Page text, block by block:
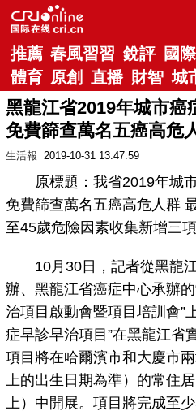
推薦 春風習習 銳評 國際
體育 原創 直播 財智 城
黑龍江省2019年城市癌
免費篩查萬名五癌高危
生活報 2019-10-31 13:47:59
原標題：我省2019年城市
免費篩查萬名五癌高危人群
至45歲危險因素收集新增三
10月30日，記者從黑龍江
辦、黑龍江省癌症中心承辦
治項目啟動會暨項目培訓會”
症早診早治項目”在黑龍江省
項目將在哈爾濱市和大慶市
上的出生日期為準）的常住
上）中開展。項目將完成至